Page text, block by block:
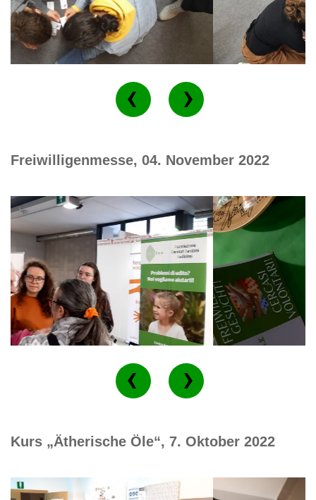
Freiwilligenmesse, 04. November 2022
Kurs „Ätherische Öle“, 7. Oktober 2022